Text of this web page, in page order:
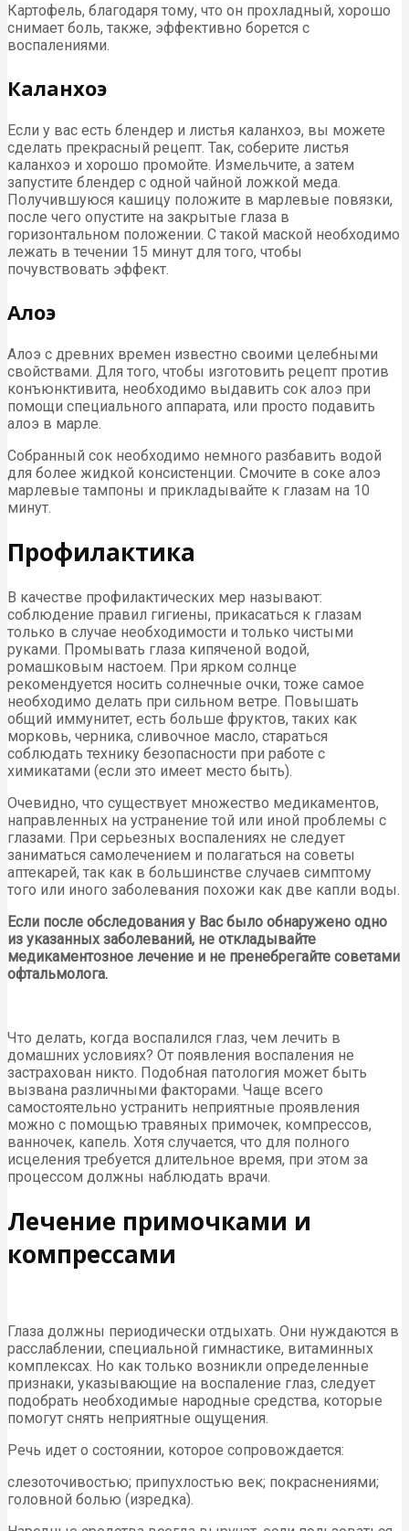
Картофель, благодаря тому, что он прохладный, хорошо
снимает боль, также, эффективно борется с
воспалениями.
Каланхоэ
Если у вас есть блендер и листья каланхоэ, вы можете
сделать прекрасный рецепт. Так, соберите листья
каланхоэ и хорошо промойте. Измельчите, а затем
запустите блендер с одной чайной ложкой меда.
Получившуюся кашицу положите в марлевые повязки,
после чего опустите на закрытые глаза в
горизонтальном положении. С такой маской необходимо
лежать в течении 15 минут для того, чтобы
почувствовать эффект.
Алоэ
Алоэ с древних времен известно своими целебными
свойствами. Для того, чтобы изготовить рецепт против
конъюнктивита, необходимо выдавить сок алоэ при
помощи специального аппарата, или просто подавить
алоэ в марле.
Собранный сок необходимо немного разбавить водой
для более жидкой консистенции. Смочите в соке алоэ
марлевые тампоны и прикладывайте к глазам на 10
минут.
Профилактика
В качестве профилактических мер называют:
соблюдение правил гигиены, прикасаться к глазам
только в случае необходимости и только чистыми
руками. Промывать глаза кипяченой водой,
ромашковым настоем. При ярком солнце
рекомендуется носить солнечные очки, тоже самое
необходимо делать при сильном ветре. Повышать
общий иммунитет, есть больше фруктов, таких как
морковь, черника, сливочное масло, стараться
соблюдать технику безопасности при работе с
химикатами (если это имеет место быть).
Очевидно, что существует множество медикаментов,
направленных на устранение той или иной проблемы с
глазами. При серьезных воспалениях не следует
заниматься самолечением и полагаться на советы
аптекарей, так как в большинстве случаев симптому
того или иного заболевания похожи как две капли воды.
Если после обследования у Вас было обнаружено одно
из указанных заболеваний, не откладывайте
медикаментозное лечение и не пренебрегайте советами
офтальмолога.
Что делать, когда воспалился глаз, чем лечить в
домашних условиях? От появления воспаления не
застрахован никто. Подобная патология может быть
вызвана различными факторами. Чаще всего
самостоятельно устранить неприятные проявления
можно с помощью травяных примочек, компрессов,
ванночек, капель. Хотя случается, что для полного
исцеления требуется длительное время, при этом за
процессом должны наблюдать врачи.
Лечение примочками и
компрессами
Глаза должны периодически отдыхать. Они нуждаются в
расслаблении, специальной гимнастике, витаминных
комплексах. Но как только возникли определенные
признаки, указывающие на воспаление глаз, следует
подобрать необходимые народные средства, которые
помогут снять неприятные ощущения.
Речь идет о состоянии, которое сопровождается:
слезоточивостью; припухлостью век; покраснениями;
головной болью (изредка).